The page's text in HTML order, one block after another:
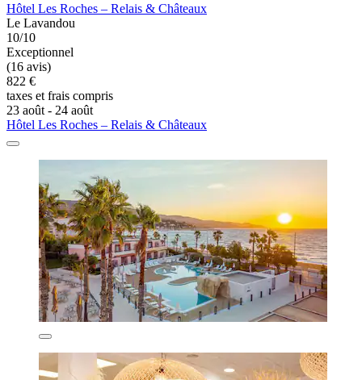
Hôtel Les Roches – Relais & Châteaux
Le Lavandou
10/10
Exceptionnel
(16 avis)
822 €
taxes et frais compris
23 août - 24 août
Hôtel Les Roches – Relais & Châteaux